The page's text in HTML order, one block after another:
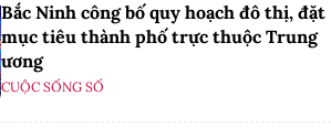
Bắc Ninh công bố quy hoạch đô thị, đặt
mục tiêu thành phố trực thuộc Trung
ương
CUỘC SỐNG SỐ